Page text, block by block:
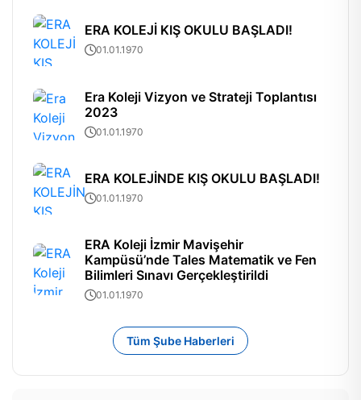
ERA KOLEJİ KIŞ OKULU BAŞLADI!
01.01.1970
Era Koleji Vizyon ve Strateji Toplantısı
2023
01.01.1970
ERA KOLEJİNDE KIŞ OKULU BAŞLADI!
01.01.1970
ERA Koleji İzmir Mavişehir
Kampüsü’nde Tales Matematik ve Fen
Bilimleri Sınavı Gerçekleştirildi
01.01.1970
Tüm Şube Haberleri